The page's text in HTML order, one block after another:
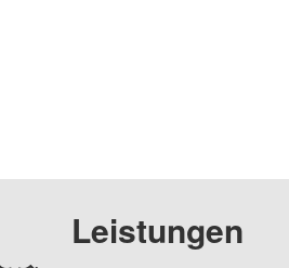
Leistungen